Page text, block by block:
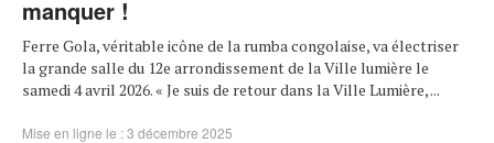
manquer !
Ferre Gola, véritable icône de la rumba congolaise, va électriser
la grande salle du 12e arrondissement de la Ville lumière le
samedi 4 avril 2026. « Je suis de retour dans la Ville Lumière, ...
Mise en ligne le : 3 décembre 2025